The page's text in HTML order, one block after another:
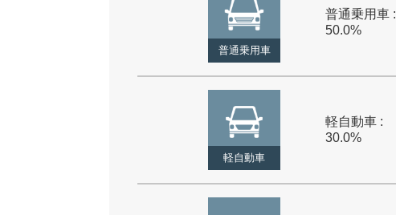
普通乗用車
普通乗用車 :
50.0%
軽自動車
軽自動車 :
30.0%